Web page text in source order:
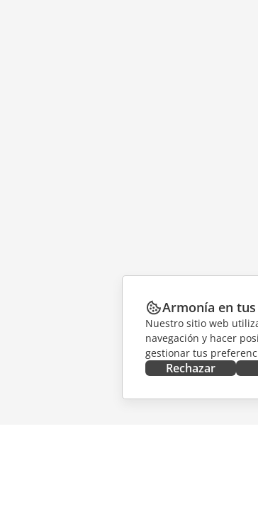
Armonía en
Nuestro sitio web
navegación y hacer
gestionar tus
Rechazar